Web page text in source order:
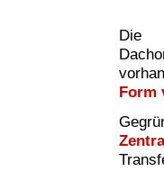
Die
Form